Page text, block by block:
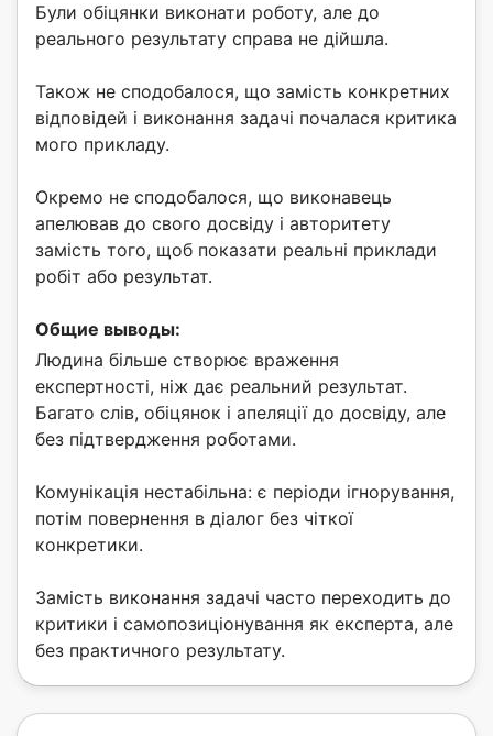
Були обіцянки виконати роботу, але до
реального результату справа не дійшла.
Також не сподобалося, що замість конкретних
відповідей і виконання задачі почалася критика
мого прикладу.
Окремо не сподобалося, що виконавець
апелював до свого досвіду і авторитету
замість того, щоб показати реальні приклади
робіт або результат.
Общие выводы:
Людина більше створює враження
експертності, ніж дає реальний результат.
Багато слів, обіцянок і апеляції до досвіду, але
без підтвердження роботами.
Комунікація нестабільна: є періоди ігнорування,
потім повернення в діалог без чіткої
конкретики.
Замість виконання задачі часто переходить до
критики і самопозиціонування як експерта, але
без практичного результату.